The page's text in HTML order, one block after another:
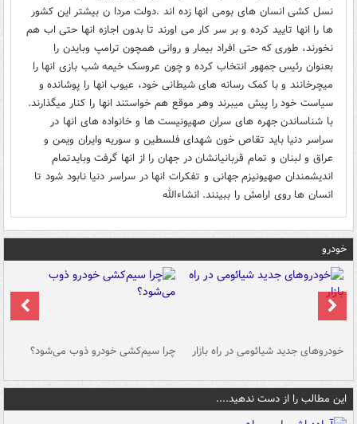
نسل کشی انسان های بومی انها زده اند .دولت مردا ن بیشتر این کشور
ها را انها تایید کرده و بر سر کار می اورند تا بدون اجازه انها حتی اب هم
نخورند، طوری که حتی افراد بیمار و روانی همچون ترامپ وبایدن را
بعنوان رئیس جمهور انتخاب کرده و چون عروسک خیمه شب بازی انها را
میچرخانند و با کمک رسانه های شیطانی خود، عیوب انها را پوشانده و
سیاست خود را پیش میبرند وهر موقع هم خواستند انها را کنار میگذارند.
با شناساندن جهره های سران صهیونیست ها و خانواده های انها در
سراسر دنیا باید تقاص خون شهدای فلسطین و سوریه وایران ویمن و
عراق و لبنان و تمام قربانیانشان در جهان را از انها گرفت وبایدتمام
اندیشمندان صهیونیزم جهانی و تفکرات انها در سراسر دنیا نابود شود تا
انسان ها روی ارامش را ببینند. انشاءالله
خودرو
خودروهای جدید شیائومی در راه بازار چرا سیم‌کشی خودرو ذوب می‌شود؟
این مطالب را از دست ندهید....